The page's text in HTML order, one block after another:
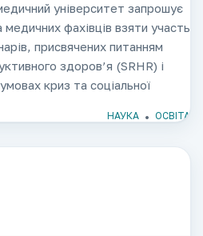
університет запрошує
медичних фахівців взяти участь
присвячених питанням
здоров’я (SRHR) і
криз та соціальної
Даларна
НАУКА ОСВІТА